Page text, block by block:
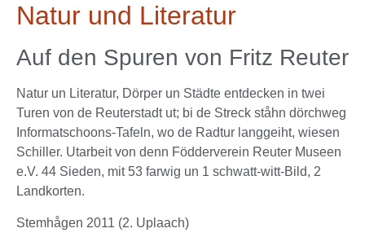
Natur und Literatur
Auf den Spuren von Fritz Reuter
Natur un Literatur, Dörper un Städte entdecken in twei
Turen von de Reuterstadt ut; bi de Streck ståhn dörchweg
Informatschoons-Tafeln, wo de Radtur langgeiht, wiesen
Schiller. Utarbeit von denn Födderverein Reuter Museen
e.V. 44 Sieden, mit 53 farwig un 1 schwatt-witt-Bild, 2
Landkorten.
Stemhågen 2011 (2. Uplaach)